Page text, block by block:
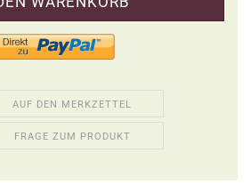
AUF DEN MERKZETTEL
FRAGE ZUM PRODUKT